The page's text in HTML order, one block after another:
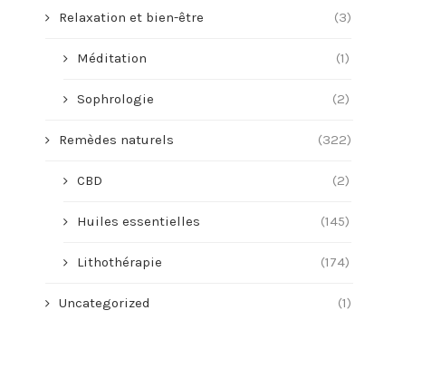
Relaxation et bien-être (3)
Méditation (1)
Sophrologie (2)
Remèdes naturels (322)
CBD (2)
Huiles essentielles (145)
Lithothérapie (174)
Uncategorized (1)